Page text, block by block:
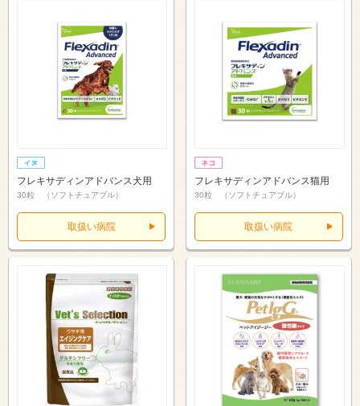
フレキサディンアドバンス犬用
30粒 （ソフトチュアブル）
取扱い病院
フレキサディンアドバンス猫用
30粒 （ソフトチュアブル）
取扱い病院